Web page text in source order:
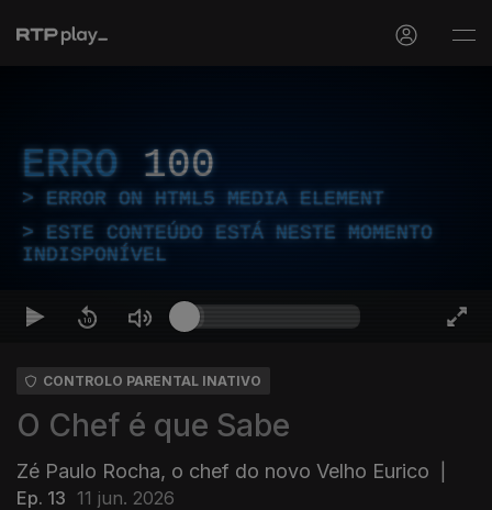
ERRO 100
ERROR ON HTML5 MEDIA ELEMENT
ESTE CONTEÚDO ESTÁ NESTE MOMENTO
INDISPONÍVEL
CONTROLO PARENTAL INATIVO
O Chef é que Sabe
Zé Paulo Rocha, o chef do novo Velho Eurico
Ep. 13 11 jun. 2026